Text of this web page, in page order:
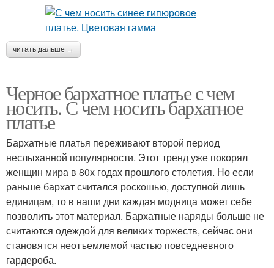
читать дальше →
Черное бархатное платье с чем
носить. С чем носить бархатное
платье
Бархатные платья переживают второй период
неслыханной популярности. Этот тренд уже покорял
женщин мира в 80х годах прошлого столетия. Но если
раньше бархат считался роскошью, доступной лишь
единицам, то в наши дни каждая модница может себе
позволить этот материал. Бархатные наряды больше не
считаются одеждой для великих торжеств, сейчас они
становятся неотъемлемой частью повседневного
гардероба.